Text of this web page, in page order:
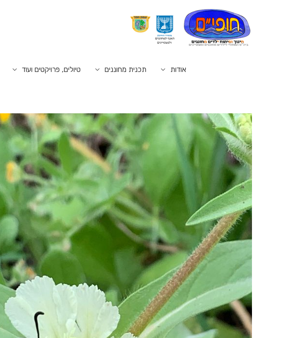
אודות תכנית מחוננים טיולים, פרויקטים ועוד